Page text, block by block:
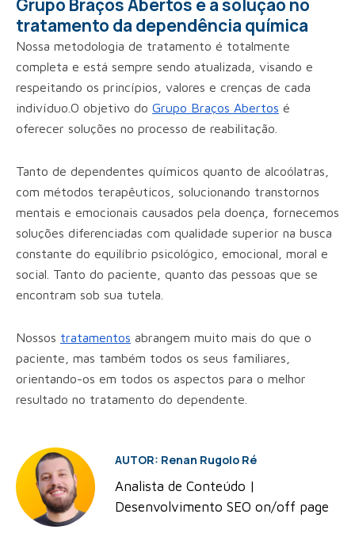
Grupo Braços Abertos é a solução no
tratamento da dependência química
Nossa metodologia de tratamento é totalmente
completa e está sempre sendo atualizada, visando e
respeitando os princípios, valores e crenças de cada
indivíduo.O objetivo do Grupo Braços Abertos é
oferecer soluções no processo de reabilitação.
Tanto de dependentes químicos quanto de alcoólatras,
com métodos terapêuticos, solucionando transtornos
mentais e emocionais causados pela doença, fornecemos
soluções diferenciadas com qualidade superior na busca
constante do equilíbrio psicológico, emocional, moral e
social. Tanto do paciente, quanto das pessoas que se
encontram sob sua tutela.
Nossos tratamentos abrangem muito mais do que o
paciente, mas também todos os seus familiares,
orientando-os em todos os aspectos para o melhor
resultado no tratamento do dependente.
AUTOR: Renan Rugolo Ré
Analista de Conteúdo |
Desenvolvimento SEO on/off page